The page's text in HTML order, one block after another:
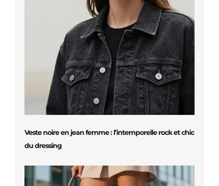
Veste noire en jean femme : l’intemporelle rock et chic
du dressing